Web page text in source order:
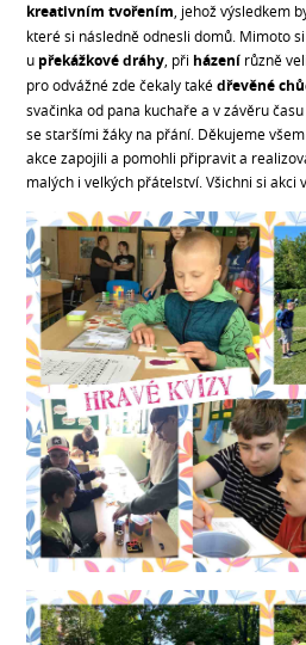
kreativnímtvořením , jehož výsledkem
které si následně odnesli domů. Mimoto
u překážkové dráhy , při házení různě
pro odvážné zde čekaly takédřevěné
svačinka od pana kuchaře a v závěru
se staršími žáky na přání. Děkujeme
akce zapojili a pomohli připravit a
malých i velkých přátelství. Všichni si akci